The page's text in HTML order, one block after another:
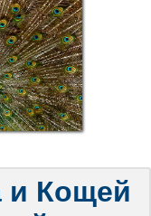
и Кощей